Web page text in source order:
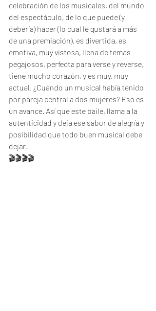
celebración de los musicales, del mundo
del espectáculo, de lo que puede (y
debería) hacer (lo cual le gustará a más
de una premiación), es divertida, es
emotiva, muy vistosa, llena de temas
pegajosos, perfecta para verse y reverse,
tiene mucho corazón, y es muy, muy
actual. ¿Cuándo un musical había tenido
por pareja central a dos mujeres? Eso es
un avance. Así que este baile, llama a la
autenticidad y deja ese sabor de alegría y
posibilidad que todo buen musical debe
dejar.
🎬🎬🎬🎬